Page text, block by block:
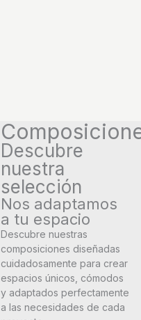
Descubre
nuestra
selección
Nos adaptamos
a tu espacio
Descubre nuestras
composiciones diseñadas
cuidadosamente para crear
espacios únicos, cómodos
y adaptados perfectamente
a las necesidades de cada